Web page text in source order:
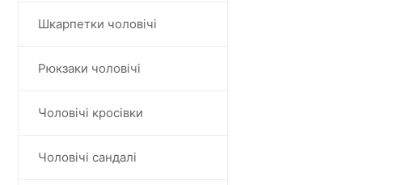
Шкарпетки чоловічі
Рюкзаки чоловічі
Чоловічі кросівки
Чоловічі сандалі